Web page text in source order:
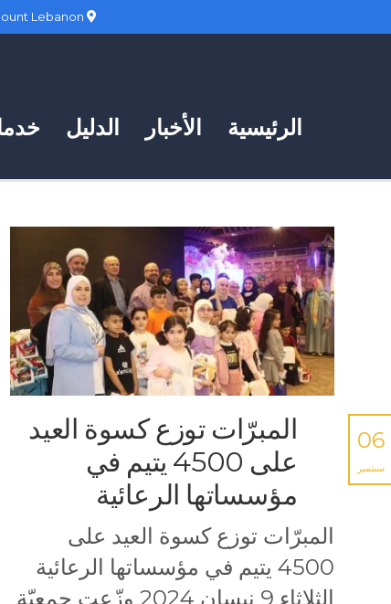
الدليل الأخبار الرئيسية
06
سبتمبر
المبرّات توزع كسوة العيد
على 4500 يتيم في
مؤسساتها الرعائية
المبرّات توزع كسوة العيد على
4500 يتيم في مؤسساتها الرعائية
الثلاثاء 9 نيسان 2024 وزّعت جمعيّة